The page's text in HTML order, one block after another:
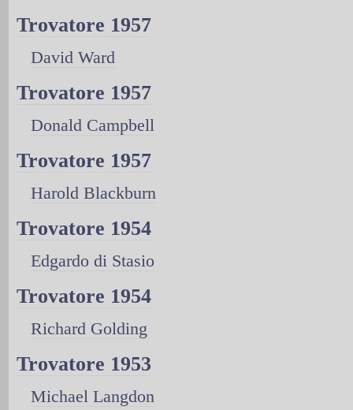
Trovatore 1957
David Ward
Trovatore 1957
Donald Campbell
Trovatore 1957
Harold Blackburn
Trovatore 1954
Edgardo di Stasio
Trovatore 1954
Richard Golding
Trovatore 1953
Michael Langdon